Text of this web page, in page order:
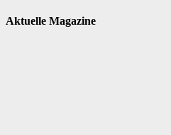
Aktuelle Magazine